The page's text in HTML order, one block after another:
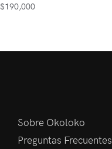
$190,000
Sobre Okoloko
Preguntas Frecuentes